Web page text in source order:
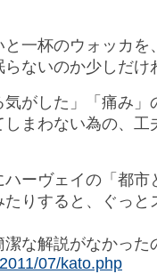
と一杯のウォッカ
らないのか少しだ
がした」「痛み」
しまわない為の、工
ーヴェイの「都市
たりすると、ぐっ
潔な解説がなかった
07/kato.php